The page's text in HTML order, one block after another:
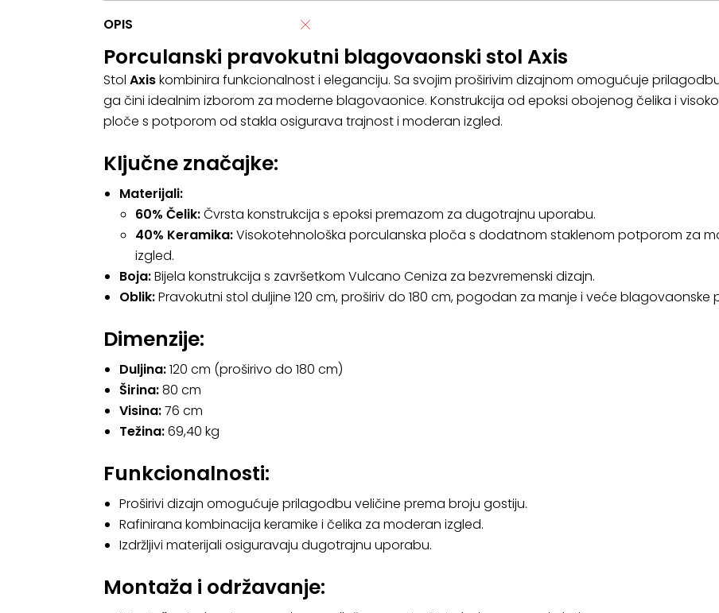
OPIS
Porculanski pravokutni blagovaonski stol Axis
Stol Axiskombinira funkcionalnost i eleganciju. Sa svojim proširivim dizajnom omogućuje
ga čini idealnim izborom za moderne blagovaonice. Konstrukcija od epoksi obojenog čelika i
ploče s potporom od stakla osigurava trajnost i moderan izgled.
Ključne značajke:
Materijali:
60% Čelik:Čvrsta konstrukcija s epoksi premazom za dugotrajnu uporabu.
40% Keramika:Visokotehnološka porculanska ploča s dodatnom staklenom potporom za
izgled.
Boja:Bijela konstrukcija s završetkom Vulcano Ceniza za bezvremenski dizajn.
Oblik:Pravokutni stol duljine 120 cm, proširiv do 180 cm, pogodan za manje i veće blagovaonske
Dimenzije:
Duljina:120 cm (proširivo do 180 cm)
Širina:80 cm
Visina:76 cm
Težina:69,40 kg
Funkcionalnosti:
Proširivi dizajn omogućuje prilagodbu veličine prema broju gostiju.
Rafinirana kombinacija keramike i čelika za moderan izgled.
Izdržljivi materijali osiguravaju dugotrajnu uporabu.
Montaža i održavanje: